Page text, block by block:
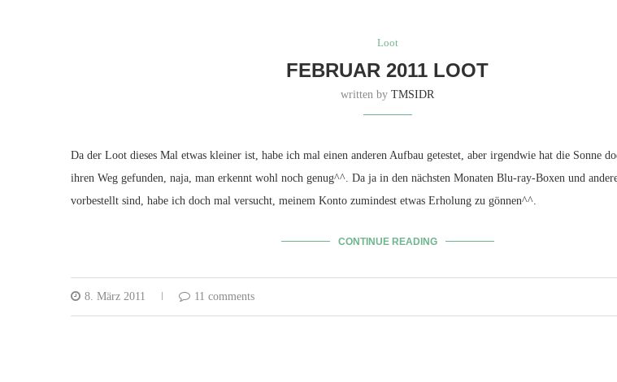
Loot
FEBRUAR 2011 LOOT
written byTMSIDR
Da der Loot dieses Mal etwas kleiner ist, habe ich mal einen anderen Aufbau getestet, aber irgendwie hat die Sonne
ihren Weg gefunden, naja, man erkennt wohl noch genug^^. Da ja in den nächsten Monaten Blu-ray-Boxen und
vorbestellt sind, habe ich doch mal versucht, meinem Konto zumindest etwas Erholung zu gönnen^^.
CONTINUE READING
8. März 2011 11 comments